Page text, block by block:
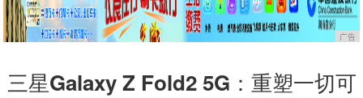
广告
三星Galaxy Z Fold2 5G：重塑一切可